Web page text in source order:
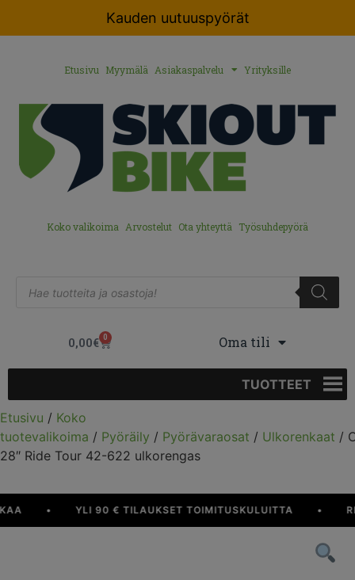
Kauden uutuuspyörät
Etusivu Myymälä Asiakaspalvelu Yrityksille
Koko valikoima Arvostelut Ota yhteyttä Työsuhdepyörä
0,00€ 0 Oma tili
TUOTTEET
Etusivu / Koko
tuotevalikoima / Pyöräily / Pyörävaraosat / Ulkorenkaat /
28″ Ride Tour 42-622 ulkorengas
YLI 90 € TILAUKSET TOIMITUSKULUITTA